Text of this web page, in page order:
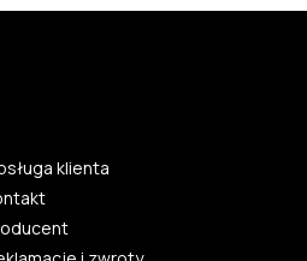
klienta